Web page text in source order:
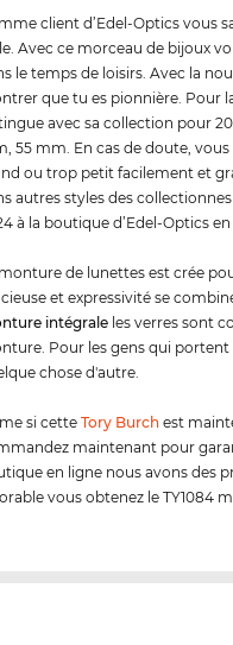
client d’Edel-Optics vous
Avec ce morceau de bijoux
le temps de loisirs. Avec la
que tu es pionnière. Pour
avec sa collection pour
55 mm. En cas de doute,
ou trop petit facilement et
autres styles des
à la boutique d’Edel-Optics en
de lunettes est crée
et expressivité se
intégrale les verres sont
Pour les gens qui portent
chose d'autre.
si cetteTory Burch est
maintenant pour
en ligne nous avons des
vous obtenez le TY1084